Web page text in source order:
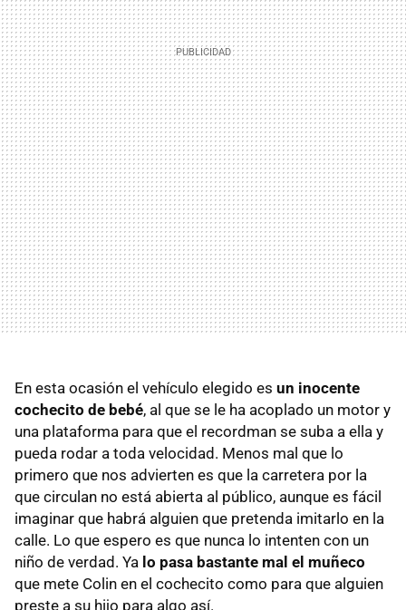
En esta ocasión el vehículo elegido es un inocente
cochecito de bebé, al que se le ha acoplado un motor y
una plataforma para que el recordman se suba a ella y
pueda rodar a toda velocidad. Menos mal que lo
primero que nos advierten es que la carretera por la
que circulan no está abierta al público, aunque es fácil
imaginar que habrá alguien que pretenda imitarlo en la
calle. Lo que espero es que nunca lo intenten con un
niño de verdad. Ya lo pasa bastante mal el muñeco
que mete Colin en el cochecito como para que alguien
preste a su hijo para algo así.